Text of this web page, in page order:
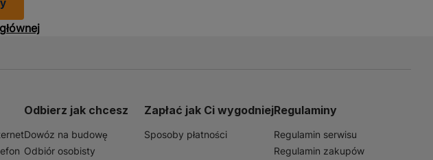
selekcji asortymentu możesz mieć pewność, że
Odbierz jak chcesz
Dowóz na budowę
Odbiór osobisty
Zapłać jak Ci wygodniej
Sposoby płatności
Regulaminy
Regulamin serwisu
Regulamin zakupów